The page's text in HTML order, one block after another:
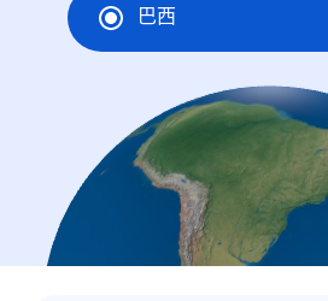
巴西